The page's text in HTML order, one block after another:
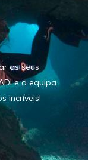
os seus
e a equipa
incríveis!